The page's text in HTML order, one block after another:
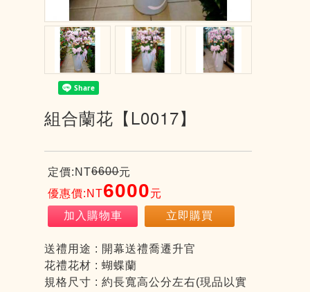
組合蘭花【L0017】
定價:NT6600元
優惠價:NT6000元
加入購物車
立即購買
送禮用途 : 開幕送禮喬遷升官
花禮花材 : 蝴蝶蘭
規格尺寸 : 約長寬高公分左右(現品以實